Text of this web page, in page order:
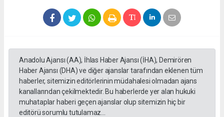
Anadolu Ajansı (AA), İhlas Haber Ajansı (İHA), Demirören
Haber Ajansı (DHA) ve diğer ajanslar tarafından eklenen tüm
haberler, sitemizin editörlerinin müdahalesi olmadan ajans
kanallarından çekilmektedir. Bu haberlerde yer alan hukuki
muhataplar haberi geçen ajanslar olup sitemizin hiç bir
editörü sorumlu tutulamaz...